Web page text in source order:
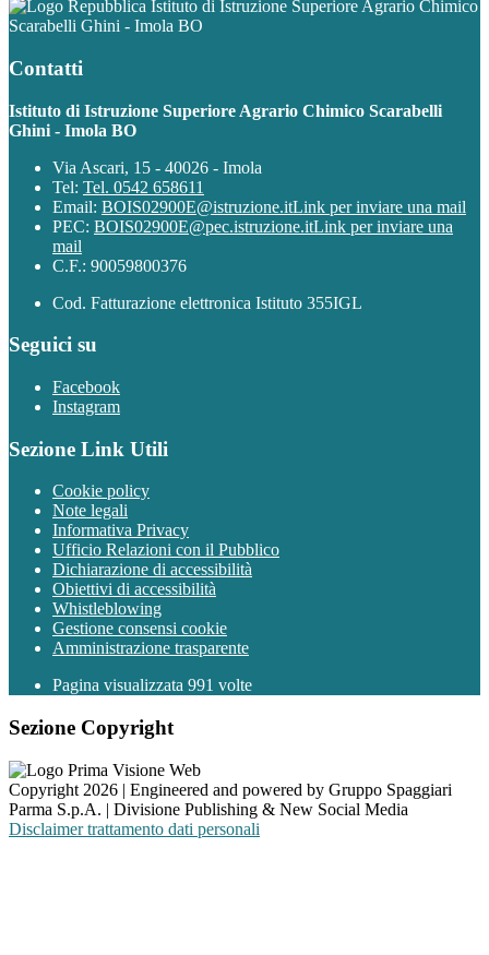
Istituto di Istruzione Superiore Agrario Chimico
Scarabelli Ghini - Imola BO
Contatti
Istituto di Istruzione Superiore Agrario Chimico Scarabelli
Ghini - Imola BO
Via Ascari, 15 - 40026 - Imola
Tel: Tel. 0542 658611
Email: BOIS02900E@istruzione.itLink per inviare una mail
PEC: BOIS02900E@pec.istruzione.itLink per inviare una
mail
C.F.: 90059800376
Cod. Fatturazione elettronica Istituto 355IGL
Seguici su
Facebook
Instagram
Sezione Link Utili
Cookie policy
Note legali
Informativa Privacy
Ufficio Relazioni con il Pubblico
Dichiarazione di accessibilità
Obiettivi di accessibilità
Whistleblowing
Gestione consensi cookie
Amministrazione trasparente
Pagina visualizzata 991 volte
Sezione Copyright
Copyright 2026 | Engineered and powered by Gruppo Spaggiari
Parma S.p.A. | Divisione Publishing & New Social Media
Disclaimer trattamento dati personali